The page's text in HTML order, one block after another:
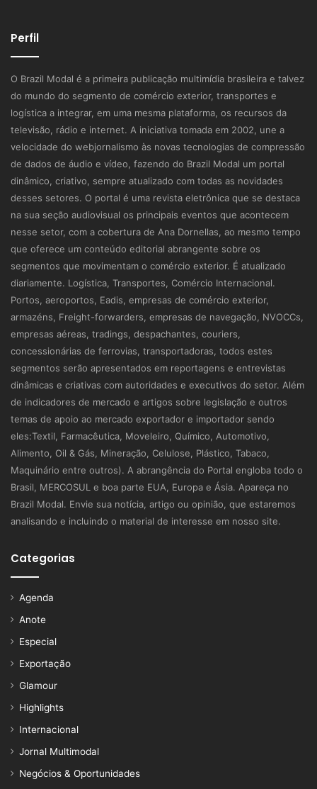
Perfil
O Brazil Modal é a primeira publicação multimídia brasileira e talvez
do mundo do segmento de comércio exterior, transportes e
logística a integrar, em uma mesma plataforma, os recursos da
televisão, rádio e internet. A iniciativa tomada em 2002, une a
velocidade do webjornalismo às novas tecnologias de compressão
de dados de áudio e vídeo, fazendo do Brazil Modal um portal
dinâmico, criativo, sempre atualizado com todas as novidades
desses setores. O portal é uma revista eletrônica que se destaca
na sua seção audiovisual os principais eventos que acontecem
nesse setor, com a cobertura de Ana Dornellas, ao mesmo tempo
que oferece um conteúdo editorial abrangente sobre os
segmentos que movimentam o comércio exterior. É atualizado
diariamente. Logística, Transportes, Comércio Internacional.
Portos, aeroportos, Eadis, empresas de comércio exterior,
armazéns, Freight-forwarders, empresas de navegação, NVOCCs,
empresas aéreas, tradings, despachantes, couriers,
concessionárias de ferrovias, transportadoras, todos estes
segmentos serão apresentados em reportagens e entrevistas
dinâmicas e criativas com autoridades e executivos do setor. Além
de indicadores de mercado e artigos sobre legislação e outros
temas de apoio ao mercado exportador e importador sendo
eles:Textil, Farmacêutica, Moveleiro, Químico, Automotivo,
Alimento, Oil & Gás, Mineração, Celulose, Plástico, Tabaco,
Maquinário entre outros). A abrangência do Portal engloba todo o
Brasil, MERCOSUL e boa parte EUA, Europa e Ásia. Apareça no
Brazil Modal. Envie sua notícia, artigo ou opinião, que estaremos
analisando e incluindo o material de interesse em nosso site.
Categorias
Agenda
Anote
Especial
Exportação
Glamour
Highlights
Internacional
Jornal Multimodal
Negócios & Oportunidades